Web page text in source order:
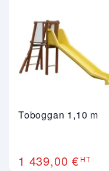
Toboggan 1,10 m
1 439,00 € HT